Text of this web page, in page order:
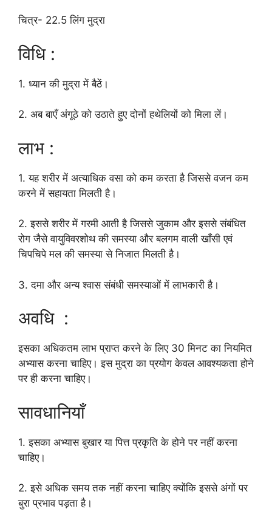
चित्र- 22.5 लिंग मुद्रा
विधि :
1. ध्यान की मुद्रा में बैठें।
2. अब बाएँ अंगूठे को उठाते हुए दोनों हथेलियों को मिला लें।
लाभ :
1. यह शरीर में अत्याधिक वसा को कम करता है जिससे वजन कम
करने में सहायता मिलती है।
2. इससे शरीर में गरमी आती है जिससे जुकाम और इससे संबंधित
रोग जैसे वायुविवरशोथ की समस्या और बलगम वाली खाँसी एवं
चिपचिपे मल की समस्या से निजात मिलती है।
3. दमा और अन्य श्वास संबंधी समस्याओं में लाभकारी है।
अवधि :
इसका अधिकतम लाभ प्राप्त करने के लिए 30 मिनट का नियमित
अभ्यास करना चाहिए। इस मुद्रा का प्रयोग केवल आवश्यकता होने
पर ही करना चाहिए।
सावधानियाँ
1. इसका अभ्यास बुखार या पित्त प्रकृति के होने पर नहीं करना
चाहिए।
2. इसे अधिक समय तक नहीं करना चाहिए क्योंकि इससे अंगों पर
बुरा प्रभाव पड़ता है।